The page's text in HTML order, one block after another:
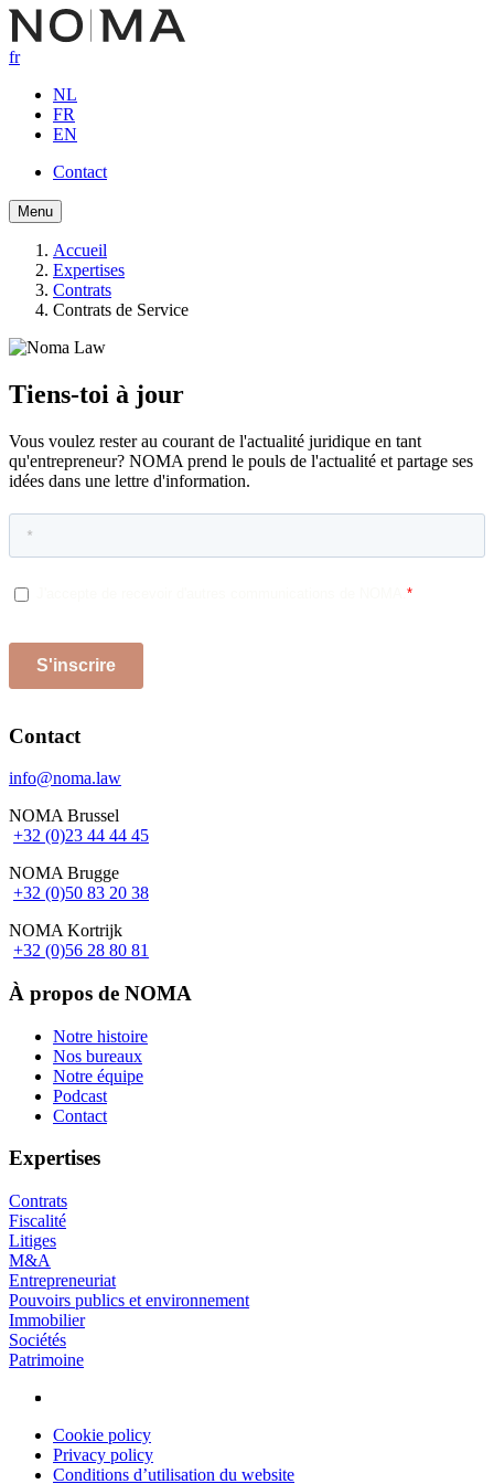
Aller
au
contenu
fr
NL
FR
EN
Button
navigation
Contact
Menu
Fil
d'Ariane
Accueil
Expertises
Contrats
Contrats de Service
Tiens-toi à jour
Vous voulez rester au courant de l'actualité juridique en tant
qu'entrepreneur? NOMA prend le pouls de l'actualité et partage ses
idées dans une lettre d'information.
Contact
info@noma.law
NOMA Brussel
+32 (0)23 44 44 45
NOMA Brugge
+32 (0)50 83 20 38
NOMA Kortrijk
+32 (0)56 28 80 81
À propos de NOMA
Footer
Notre histoire
Nos bureaux
Notre équipe
Podcast
Contact
Expertises
Contrats
Fiscalité
Litiges
M&A
Entrepreneuriat
Pouvoirs publics et environnement
Immobilier
Sociétés
Patrimoine
Privacy
Cookie policy
Privacy policy
Conditions d’utilisation du website